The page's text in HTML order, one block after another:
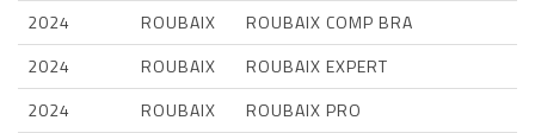
2024
ROUBAIX
ROUBAIX COMP BRA
2024
ROUBAIX
ROUBAIX EXPERT
2024
ROUBAIX
ROUBAIX PRO